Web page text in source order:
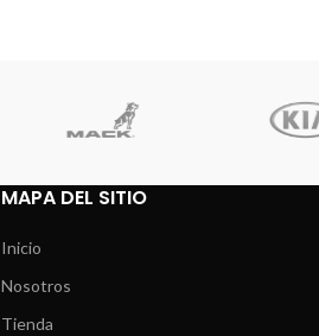
MAPA DEL SITIO
Inicio
Nosotros
Tienda